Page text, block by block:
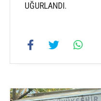
UĞURLANDI.